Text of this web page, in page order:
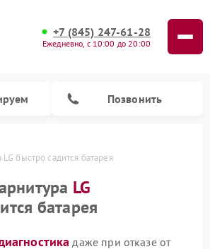
+7 (845) 247-61-28
Ежедневно, с 10:00 до 20:00
Позвонить
быстро садится батарея
LG
батарея
даже при отказе от